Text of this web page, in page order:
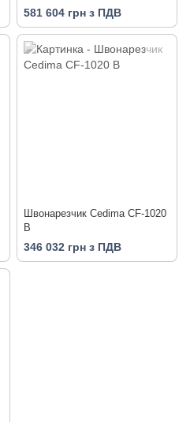
581 604 грн з ПДВ
Швонарезчик Cedima CF-1020
B
346 032 грн з ПДВ